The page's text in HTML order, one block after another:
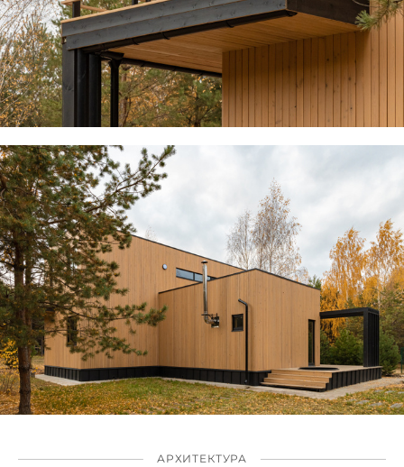
АРХИТЕКТУРА